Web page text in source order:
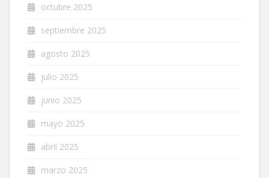
octubre 2025
septiembre 2025
agosto 2025
julio 2025
junio 2025
mayo 2025
abril 2025
marzo 2025